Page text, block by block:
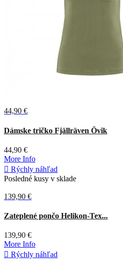
44,90 €
Zelená
Dámske tričko Fjällräven Övik
44,90 €
More Info
 Rýchly náhľad
Posledné kusy v sklade
139,90 €
Adaptive
green
Coyote
Zateplené pončo Helikon-Tex...
139,90 €
More Info
 Rýchly náhľad